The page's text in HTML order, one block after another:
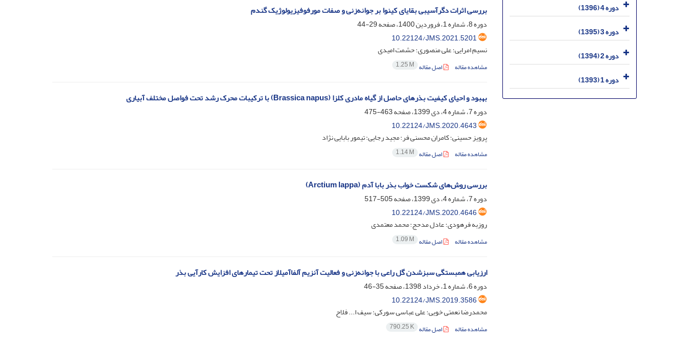
بررسی اثرات دگرآسیبی بقایای کینوا بر جوانه‌زنی و صفات مورفوفیزیولوژیک گندم
دوره 8، شماره 1، فروردین 1400، صفحه
29-44
10.22124/JMS.2021.5201
نسیم امرایی؛ علی منصوری؛ حشمت امیدی
مشاهده مقاله اصل مقاله 1.25 M
بهبود و احیای کیفیت بذرهای حاصل از گیاه مادری کلزا (Brassica napus) با ترکیبات محرک رشد تحت فواصل‏ مختلف آبیاری
دوره 7، شماره 4، دی 1399، صفحه
463-475
10.22124/JMS.2020.4643
پرویز حسینی؛ کامران محسنی ‏فر؛ مجید رجایی؛ تیمور بابایی نژاد
مشاهده مقاله اصل مقاله 1.14 M
بررسی روش‌های شکست خواب بذر بابا آدم (Arctium lappa)
دوره 7، شماره 4، دی 1399، صفحه
505-517
10.22124/JMS.2020.4646
روزبه فرهودی؛ عادل مدحج؛ محمد معتمدی
مشاهده مقاله اصل مقاله 1.09 M
ارزیابی همبستگی سبزشدن گل راعی با جوانه‌زنی و فعالیت آنزیم آلفاآمیلاز تحت تیمارهای افزایش کارآیی بذر
دوره 6، شماره 1، خرداد 1398، صفحه
35-46
10.22124/JMS.2019.3586
محمدرضا نعمتی خویی؛ علی عباسی سورکی؛ سیف ا... فلاح
مشاهده مقاله اصل مقاله 790.25 K
دوره 4 (1396)
دوره 3 (1395)
دوره 2 (1394)
دوره 1 (1393)